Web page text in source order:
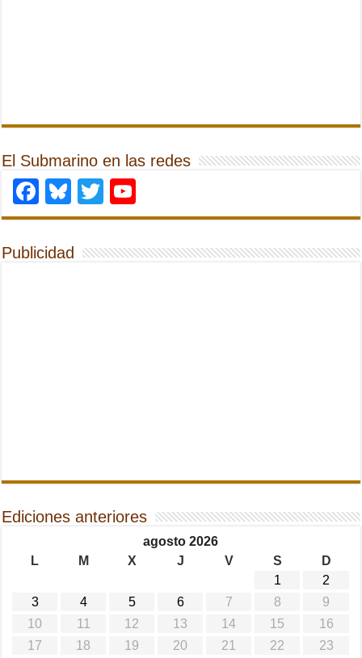
El Submarino en las redes
Facebook
Bluesky
Twitter
Publicidad
Ediciones anteriores
agosto 2026
L
M X J V S
D
1
2
3
4 5 6 7 8
9
10
11 12 13 14 15
16
17
18 19 20 21 22
23